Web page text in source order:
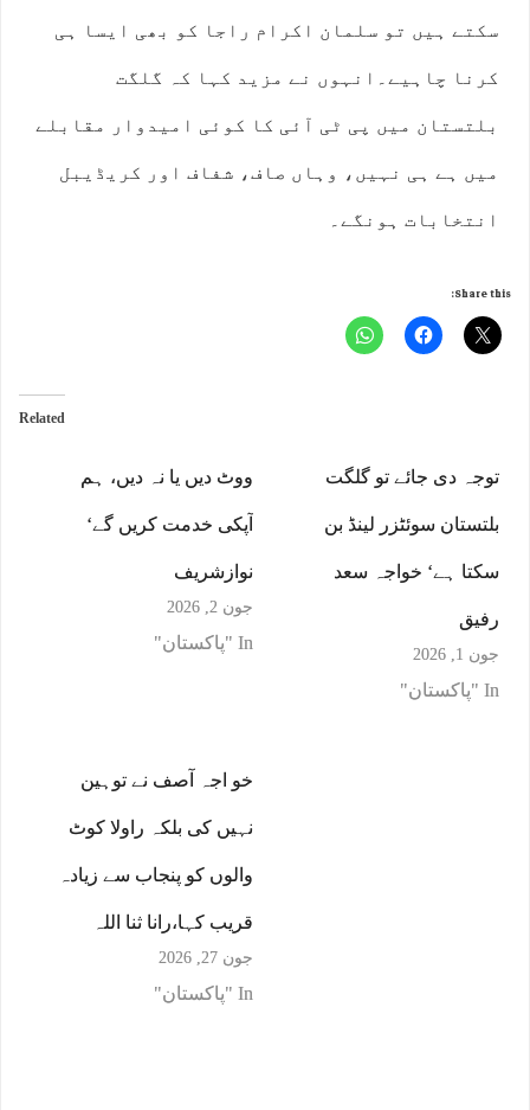
سکتے ہیں تو سلمان اکرام راجا کو بھی ایسا ہی
کرنا چاہیے۔انہوں نے مزید کہا کہ گلگت
بلتستان میں پی ٹی آئی کا کوئی امیدوار مقابلے
میں ہے ہی نہیں، وہاں صاف، شفاف اور کریڈیبل
انتخابات ہونگے۔
Share this:
Related
ووٹ دیں یا نہ دیں، ہم
آپکی خدمت کریں گے‘
نوازشریف
جون 2, 2026
In "پاکستان"
توجہ دی جائے تو گلگت
بلتستان سوئٹزر لینڈ بن
سکتا ہے‘ خواجہ سعد
رفیق
جون 1, 2026
In "پاکستان"
خو اجہ آصف نے توہین
نہیں کی بلکہ راولا کوٹ
والوں کو پنجاب سے زیادہ
قریب کہا،رانا ثنا اللہ
جون 27, 2026
In "پاکستان"